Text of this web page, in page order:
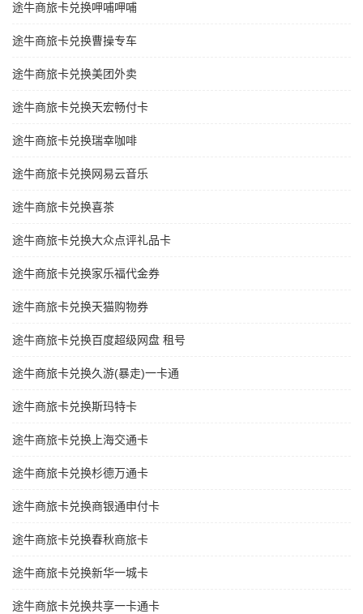
途牛商旅卡兑换呷哺呷哺
途牛商旅卡兑换曹操专车
途牛商旅卡兑换美团外卖
途牛商旅卡兑换天宏畅付卡
途牛商旅卡兑换瑞幸咖啡
途牛商旅卡兑换网易云音乐
途牛商旅卡兑换喜茶
途牛商旅卡兑换大众点评礼品卡
途牛商旅卡兑换家乐福代金券
途牛商旅卡兑换天猫购物券
途牛商旅卡兑换百度超级网盘 租号
途牛商旅卡兑换久游(暴走)一卡通
途牛商旅卡兑换斯玛特卡
途牛商旅卡兑换上海交通卡
途牛商旅卡兑换杉德万通卡
途牛商旅卡兑换商银通申付卡
途牛商旅卡兑换春秋商旅卡
途牛商旅卡兑换新华一城卡
途牛商旅卡兑换共享一卡通卡